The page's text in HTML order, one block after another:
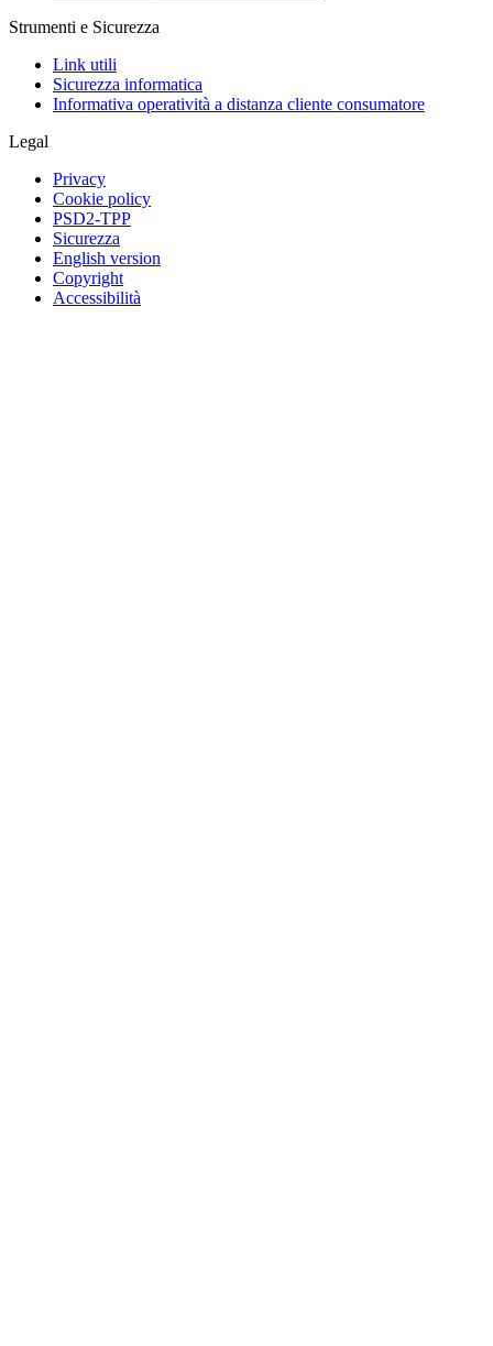
Strumenti e Sicurezza
Link utili
Sicurezza informatica
Informativa operatività a distanza cliente consumatore
Legal
Privacy
Cookie policy
PSD2-TPP
Sicurezza
English version
Copyright
Accessibilità